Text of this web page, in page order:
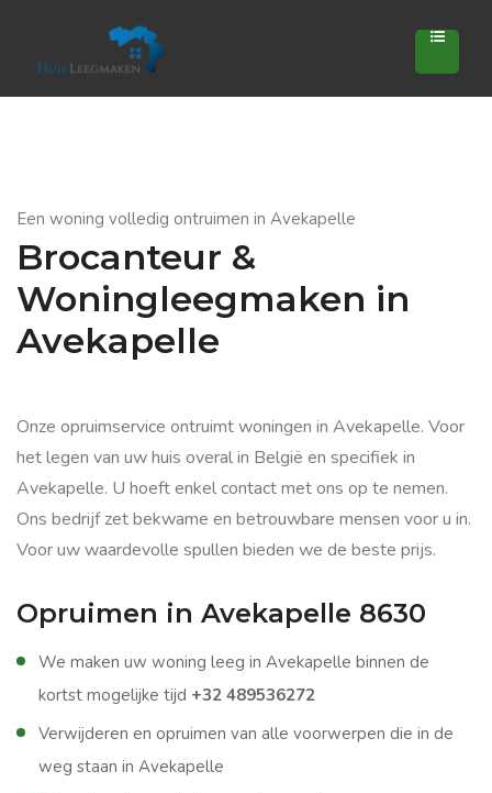
Een woning volledig ontruimen in Avekapelle
Brocanteur &
Woningleegmaken in
Avekapelle
Onze opruimservice ontruimt woningen in Avekapelle. Voor
het legen van uw huis overal in België en specifiek in
Avekapelle. U hoeft enkel contact met ons op te nemen.
Ons bedrijf zet bekwame en betrouwbare mensen voor u in.
Voor uw waardevolle spullen bieden we de beste prijs.
Opruimen in Avekapelle 8630
We maken uw woning leeg in Avekapelle binnen de
kortst mogelijke tijd +32 489536272
Verwijderen en opruimen van alle voorwerpen die in de
weg staan in Avekapelle